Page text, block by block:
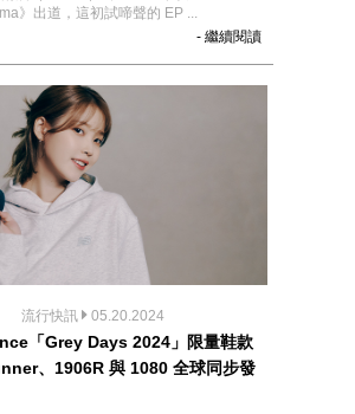
》出道，這初試啼聲的 EP ...
- 繼續閱讀
流行快訊 05.20.2024
「Grey Days 2024」限量鞋款
、1906R 與 1080 全球同步發